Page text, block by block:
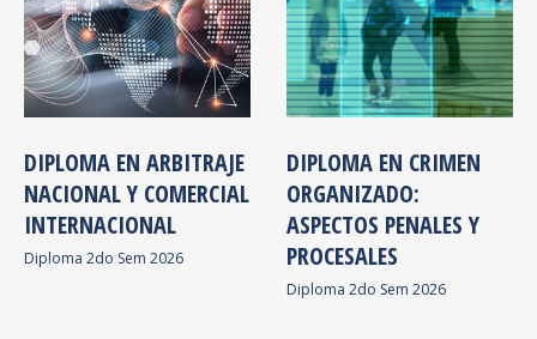
DIPLOMA EN ARBITRAJE
NACIONAL Y COMERCIAL
INTERNACIONAL
Diploma 2do Sem 2026
DIPLOMA EN CRIMEN
ORGANIZADO:
ASPECTOS PENALES Y
PROCESALES
Diploma 2do Sem 2026